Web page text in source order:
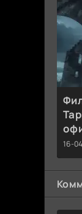
16-